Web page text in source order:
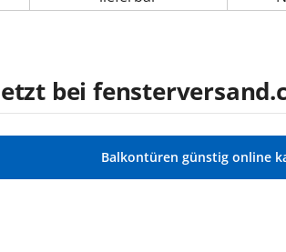
bei
Balkontüren günstig online